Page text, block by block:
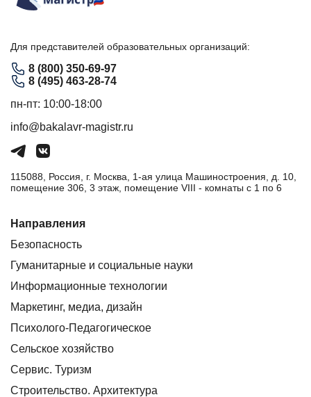
Для представителей образовательных организаций:
8 (800) 350-69-97
8 (495) 463-28-74
пн-пт: 10:00-18:00
info@bakalavr-magistr.ru
115088, Россия, г. Москва, 1-ая улица Машиностроения, д. 10,
помещение 306, 3 этаж, помещение VIII - комнаты с 1 по 6
Направления
Безопасность
Гуманитарные и социальные науки
Информационные технологии
Маркетинг, медиа, дизайн
Психолого-Педагогическое
Сельское хозяйство
Сервис. Туризм
Строительство. Архитектура